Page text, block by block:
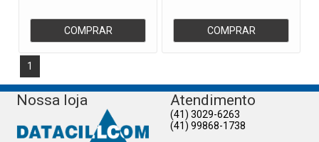
COMPRAR COMPRAR
1
Nossa loja Atendimento
(41) 3029-6263
(41) 99868-1738